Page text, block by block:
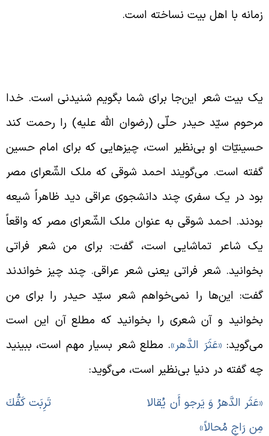
با اهل بیت نساخته است.
بیت شعر این‌جا برای شما بگویم شنیدنی است. خدا
سیّد حیدر حلّی (رضوان الله علیه) را رحمت کند
او بی‌نظیر است، چیزهایی که برای امام حسین
است. می‌گویند احمد شوقی که ملک الشّعرای مصر
در یک سفری چند دانشجوی عراقی دید ظاهراً شیعه
احمد شوقی به عنوان ملک الشّعرای مصر که واقعاً
شاعر تماشایی است، گفت: برای من شعر فراتی
شعر فراتی یعنی شعر عراقی. چند چیز خواندند
این‌ها را نمی‌خواهم شعر سیّد حیدر را برای من
و آن شعری را بخوانید که مطلع آن این است
«عَثَرَ الدَّهر». مطلع شعر بسیار مهم است، ببینید
گفته در دنیا بی‌نظیر است، می‌گوید:
الدَّهرُ وَ يَرجو أَن يُقالا تَرِبَت كَفُّكَ
رَاجٍ مُحالاً»